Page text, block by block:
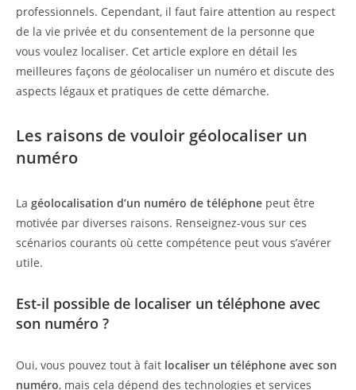
professionnels. Cependant, il faut faire attention au respect
de la vie privée et du consentement de la personne que
vous voulez localiser. Cet article explore en détail les
meilleures façons de géolocaliser un numéro et discute des
aspects légaux et pratiques de cette démarche.
Les raisons de vouloir géolocaliser un
numéro
La géolocalisation d’un numéro de téléphone peut être
motivée par diverses raisons. Renseignez-vous sur ces
scénarios courants où cette compétence peut vous s’avérer
utile.
Est-il possible de localiser un téléphone avec
son numéro ?
Oui, vous pouvez tout à fait localiser un téléphone avec son
numéro, mais cela dépend des technologies et services